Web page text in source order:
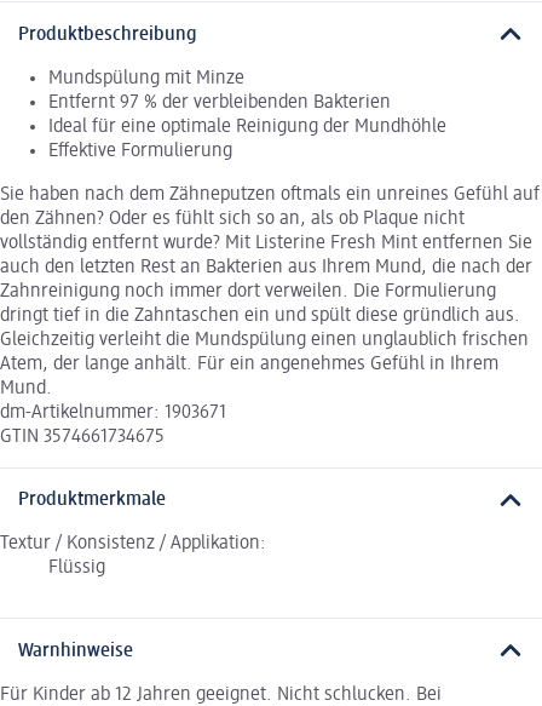
Produktbeschreibung
Mundspülung mit Minze
Entfernt 97 % der verbleibenden Bakterien
Ideal für eine optimale Reinigung der Mundhöhle
Effektive Formulierung
Sie haben nach dem Zähneputzen oftmals ein unreines Gefühl auf
den Zähnen? Oder es fühlt sich so an, als ob Plaque nicht
vollständig entfernt wurde? Mit Listerine Fresh Mint entfernen Sie
auch den letzten Rest an Bakterien aus Ihrem Mund, die nach der
Zahnreinigung noch immer dort verweilen. Die Formulierung
dringt tief in die Zahntaschen ein und spült diese gründlich aus.
Gleichzeitig verleiht die Mundspülung einen unglaublich frischen
Atem, der lange anhält. Für ein angenehmes Gefühl in Ihrem
Mund.
dm-Artikelnummer: 1903671
GTIN 3574661734675
Produktmerkmale
Textur / Konsistenz / Applikation:
Flüssig
Warnhinweise
Für Kinder ab 12 Jahren geeignet. Nicht schlucken. Bei